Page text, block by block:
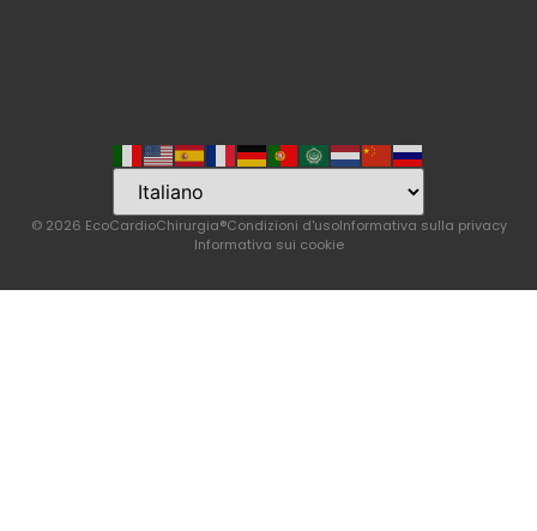
© 2026 EcoCardioChirurgia®Condizioni d'usoInformativa sulla privacy
Informativa sui cookie